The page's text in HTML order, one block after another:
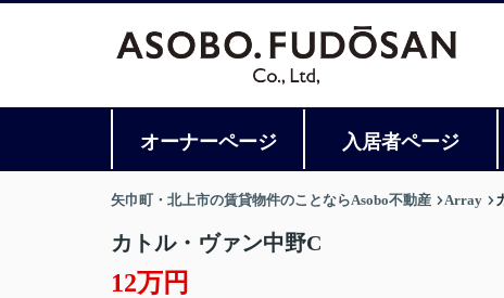
オーナーページ 入居者ページ
矢巾町・北上市の賃貸物件のことならAsobo不動産 Array
カトル・ヴァン中野C
12万円